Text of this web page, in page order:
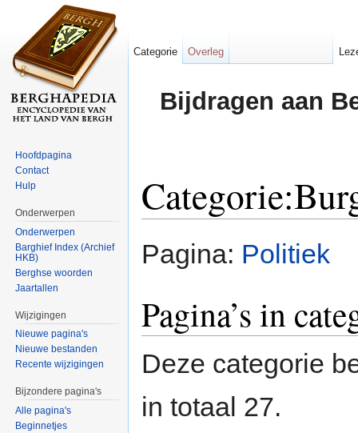
Bijdragen aan
Pagina: Politiek
Pagina’s in
Deze categorie
in totaal 27.
Categorie Overleg
Hoofdpagina
Contact
Hulp
Onderwerpen
Onderwerpen
Barghief Index (Archief
HKB)
Berghse woorden
Jaartallen
Wijzigingen
Nieuwe pagina's
Nieuwe bestanden
Recente wijzigingen
Bijzondere pagina's
Alle pagina's
Beginnetjes